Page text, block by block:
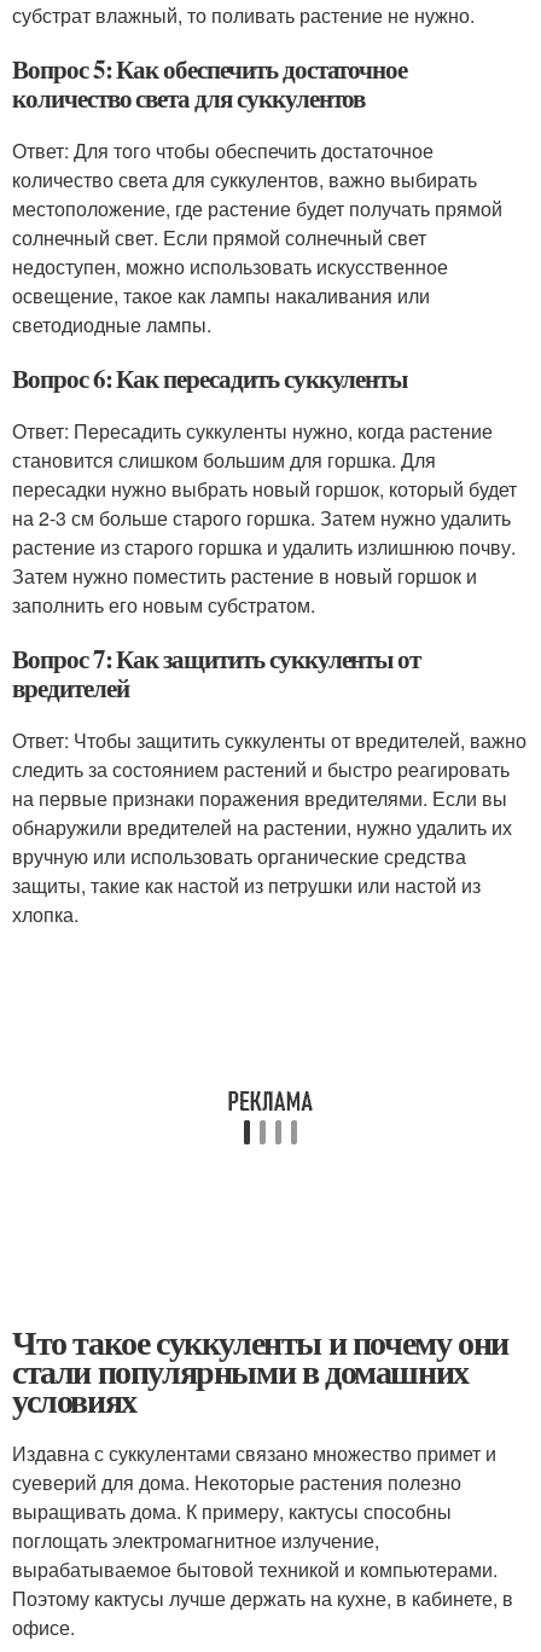
субстрат влажный, то поливать растение не нужно.
Вопрос 5: Как обеспечить достаточное
количество света для суккулентов
Ответ: Для того чтобы обеспечить достаточное
количество света для суккулентов, важно выбирать
местоположение, где растение будет получать прямой
солнечный свет. Если прямой солнечный свет
недоступен, можно использовать искусственное
освещение, такое как лампы накаливания или
светодиодные лампы.
Вопрос 6: Как пересадить суккуленты
Ответ: Пересадить суккуленты нужно, когда растение
становится слишком большим для горшка. Для
пересадки нужно выбрать новый горшок, который будет
на 2-3 см больше старого горшка. Затем нужно удалить
растение из старого горшка и удалить излишнюю почву.
Затем нужно поместить растение в новый горшок и
заполнить его новым субстратом.
Вопрос 7: Как защитить суккуленты от
вредителей
Ответ: Чтобы защитить суккуленты от вредителей, важно
следить за состоянием растений и быстро реагировать
на первые признаки поражения вредителями. Если вы
обнаружили вредителей на растении, нужно удалить их
вручную или использовать органические средства
защиты, такие как настой из петрушки или настой из
хлопка.
Что такое суккуленты и почему они
стали популярными в домашних
условиях
Издавна с суккулентами связано множество примет и
суеверий для дома. Некоторые растения полезно
выращивать дома. К примеру, кактусы способны
поглощать электромагнитное излучение,
вырабатываемое бытовой техникой и компьютерами.
Поэтому кактусы лучше держать на кухне, в кабинете, в
офисе.